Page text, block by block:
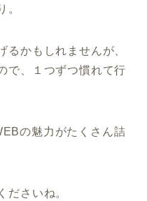
。
るかもしれませんが、
で、１つずつ慣れて行
の魅力がたくさん詰
ださいね。